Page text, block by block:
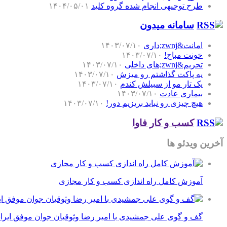
طرح توجیهی انجام شده گروه کلید ۱۴۰۴/۰۵/۰۱
سامانه میدون
امانت&zwnj;داری
۱۴۰۳/۰۷/۱۰
خونت مباح! ۱۴۰۳/۰۷/۱۰
تحریم&zwnj;های داخلی
۱۴۰۳/۰۷/۱۰
یه پاکت گذاشتم رو میزش ۱۴۰۳/۰۷/۱۰
یک تار مو از سبیلش کندم ۱۴۰۳/۰۷/۱۰
بیماری عادت ۱۴۰۳/۰۷/۱۰
هیچ چیزی رو نباید بریزیم دور! ۱۴۰۳/۰۷/۱۰
کسب و کار فاوا
آخرین ویدئو ها
آموزش کامل راه اندازی کسب و کار مجازی
گف و گوی علی جمشیدی با امیر رضا وثوقیان جوان موفق